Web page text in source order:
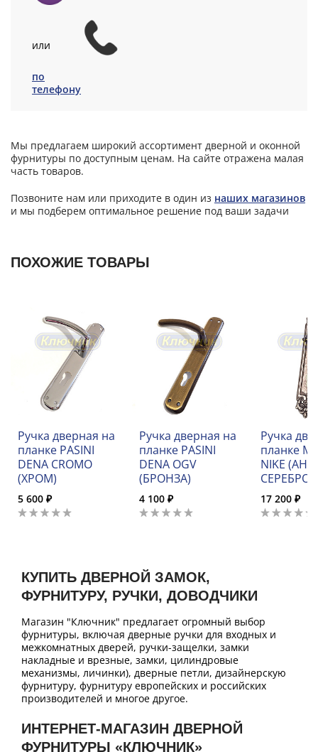
или
по
телефону
Мы предлагаем широкий ассортимент дверной и оконной
фурнитуры по доступным ценам. На сайте отражена малая
часть товаров.
Позвоните нам или приходите в один из наших магазинов
и мы подберем оптимальное решение под ваши задачи
ПОХОЖИЕ ТОВАРЫ
Ручка дверная на
планке PASINI
DENA CROMO
(ХРОМ)
5 600 ₽
Ручка дверная на
планке PASINI
DENA OGV
(БРОНЗА)
4 100 ₽
Ручка
планке
NIKE
СЕРЕБРО)
17 200 ₽
КУПИТЬ ДВЕРНОЙ ЗАМОК,
ФУРНИТУРУ, РУЧКИ, ДОВОДЧИКИ
Магазин "Ключник" предлагает огромный выбор
фурнитуры, включая дверные ручки для входных и
межкомнатных дверей, ручки-защелки, замки
накладные и врезные, замки, цилиндровые
механизмы, личинки), дверные петли, дизайнерскую
фурнитуру, фурнитуру европейских и российских
производителей и многое другое.
ИНТЕРНЕТ-МАГАЗИН ДВЕРНОЙ
ФУРНИТУРЫ «КЛЮЧНИК»